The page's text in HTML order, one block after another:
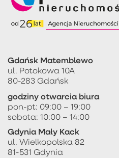
Gdańsk Matemblewo
ul. Potokowa 10A
80-283 Gdańsk
godziny otwarcia biura
pon-pt: 09:00 – 19:00
sobota: 10:00 – 14:00
Gdynia Mały Kack
ul. Wielkopolska 82
81-531 Gdynia